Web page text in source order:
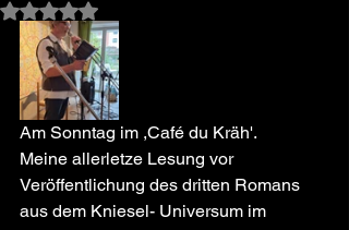
Mit NaN von 5 Sternen bewertet.
Am Sonntag im ,Café du Kräh'.
Meine allerletze Lesung vor
Veröffentlichung des dritten Romans
aus dem Kniesel- Universum im